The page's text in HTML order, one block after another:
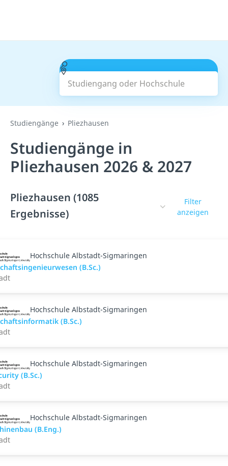
Studiengang oder Hochschule
Suchen
Studiengänge Pliezhausen
Studiengänge in
Pliezhausen 2026 & 2027
Pliezhausen (1085
Ergebnisse)
Filter
anzeigen
Hochschule Albstadt-Sigmaringen
(B.Sc.)
Hochschule Albstadt-Sigmaringen
(B.Sc.)
Hochschule Albstadt-Sigmaringen
(B.Sc.)
Hochschule Albstadt-Sigmaringen
(B.Eng.)